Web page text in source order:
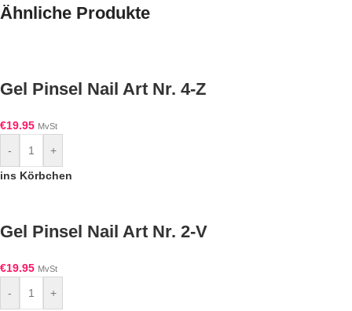
Ähnliche Produkte
Gel Pinsel Nail Art Nr. 4-Z
€19.95 MvSt
-
+
ins Körbchen
Gel Pinsel Nail Art Nr. 2-V
€19.95 MvSt
-
+